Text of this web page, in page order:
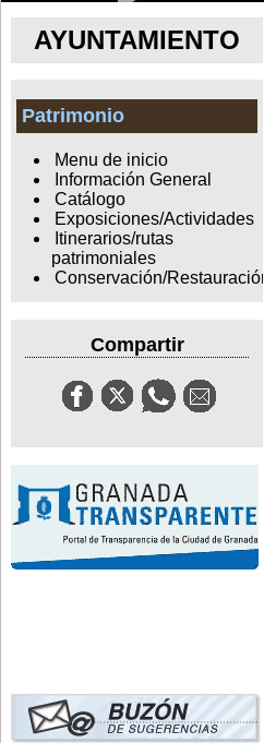
AYUNTAMIENTO
Patrimonio
Menu de inicio
Información General
Catálogo
Exposiciones/Actividades
Itinerarios/rutas
patrimoniales
Conservación/Restauración
Compartir